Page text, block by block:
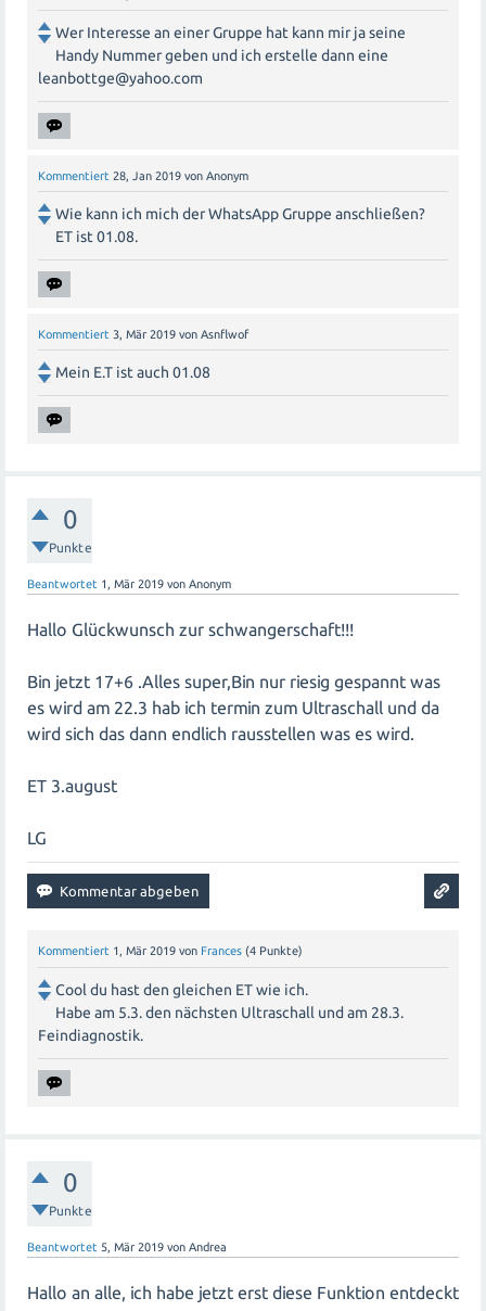
Wer Interesse an einer Gruppe hat kann mir ja seine
Handy Nummer geben und ich erstelle dann eine
leanbottge@yahoo.com
Kommentiert 28, Jan 2019 von Anonym
Wie kann ich mich der WhatsApp Gruppe anschließen?
ET ist 01.08.
Kommentiert 3, Mär 2019 von Asnflwof
Mein E.T ist auch 01.08
0
Punkte
Beantwortet 1, Mär 2019 von Anonym
Hallo Glückwunsch zur schwangerschaft!!!
Bin jetzt 17+6 .Alles super,Bin nur riesig gespannt was
es wird am 22.3 hab ich termin zum Ultraschall und da
wird sich das dann endlich rausstellen was es wird.
ET 3.august
LG
Kommentiert 1, Mär 2019 von Frances (4 Punkte)
Cool du hast den gleichen ET wie ich.
Habe am 5.3. den nächsten Ultraschall und am 28.3.
Feindiagnostik.
0
Punkte
Beantwortet 5, Mär 2019 von Andrea
Hallo an alle, ich habe jetzt erst diese Funktion entdeckt